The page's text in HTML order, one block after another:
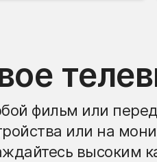
фильм или
или на
высоким